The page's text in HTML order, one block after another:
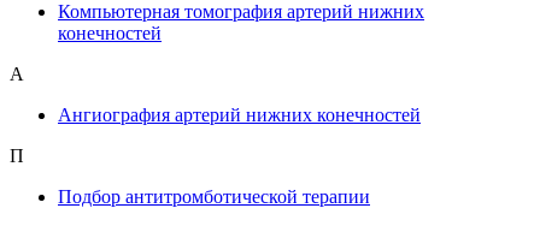
Компьютерная томография артерий нижних
конечностей
А
Ангиография артерий нижних конечностей
П
Подбор антитромботической терапии